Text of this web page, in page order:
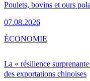
Poulets, bovins et ours
07.08.2026
La « résilience
des exportations chinoises
ÉCONOMIE